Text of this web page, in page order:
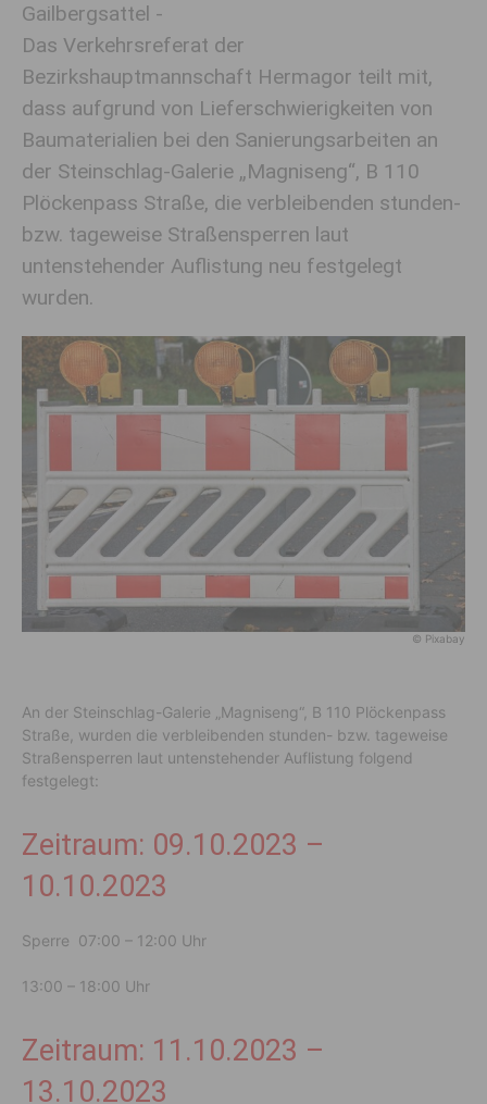
Gailbergsattel -
Das Verkehrsreferat der
Bezirkshauptmannschaft Hermagor teilt mit,
dass aufgrund von Lieferschwierigkeiten von
Baumaterialien bei den Sanierungsarbeiten an
der Steinschlag-Galerie „Magniseng“, B 110
Plöckenpass Straße, die verbleibenden stunden-
bzw. tageweise Straßensperren laut
untenstehender Auflistung neu festgelegt
wurden.
© Pixabay
An der Steinschlag-Galerie „Magniseng“, B 110 Plöckenpass
Straße, wurden die verbleibenden stunden- bzw. tageweise
Straßensperren laut untenstehender Auflistung folgend
festgelegt:
Zeitraum: 09.10.2023 –
10.10.2023
Sperre 07:00 – 12:00 Uhr
13:00 – 18:00 Uhr
Zeitraum: 11.10.2023 –
13.10.2023